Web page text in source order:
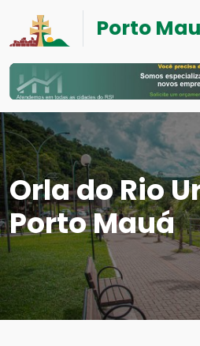
Porto
Orla do Rio
Porto Mauá